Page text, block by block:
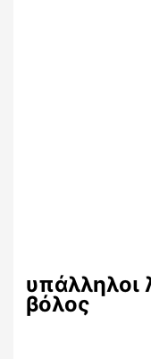
υπάλληλοι
βόλος